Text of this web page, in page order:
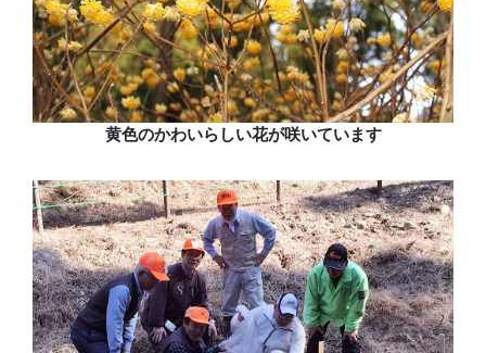
黄色のかわいらしい花が咲いています